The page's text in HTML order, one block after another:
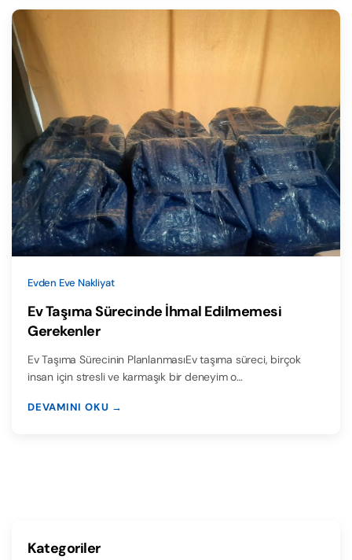
Evden Eve Nakliyat
Ev Taşıma Sürecinde İhmal Edilmemesi
Gerekenler
Ev Taşıma Sürecinin PlanlanmasıEv taşıma süreci, birçok
insan için stresli ve karmaşık bir deneyim o…
DEVAMINI OKU →
Kategoriler